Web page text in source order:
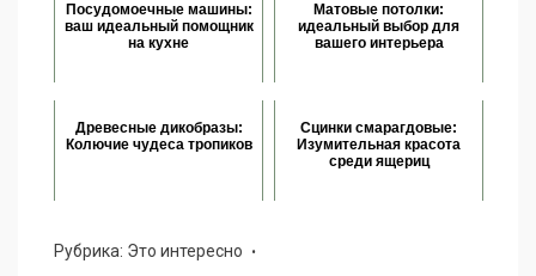
Посудомоечные машины:
ваш идеальный помощник
на кухне
Матовые потолки:
идеальный выбор для
вашего интерьера
Древесные дикобразы:
Колючие чудеса тропиков
Сцинки смарагдовые:
Изумительная красота
среди ящериц
Рубрика: Это интересно